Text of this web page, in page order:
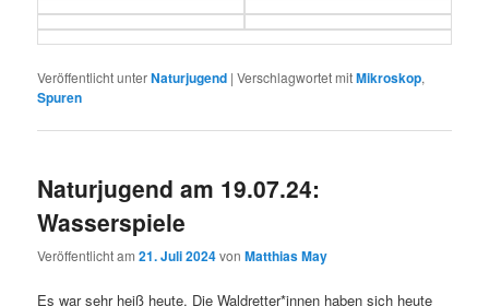
Veröffentlicht unterNaturjugend |Verschlagwortet mitMikroskop,
Spuren
Naturjugend am 19.07.24:
Wasserspiele
Veröffentlicht am21. Juli 2024vonMatthias May
Es war sehr heiß heute. Die Waldretter*innen haben sich heute